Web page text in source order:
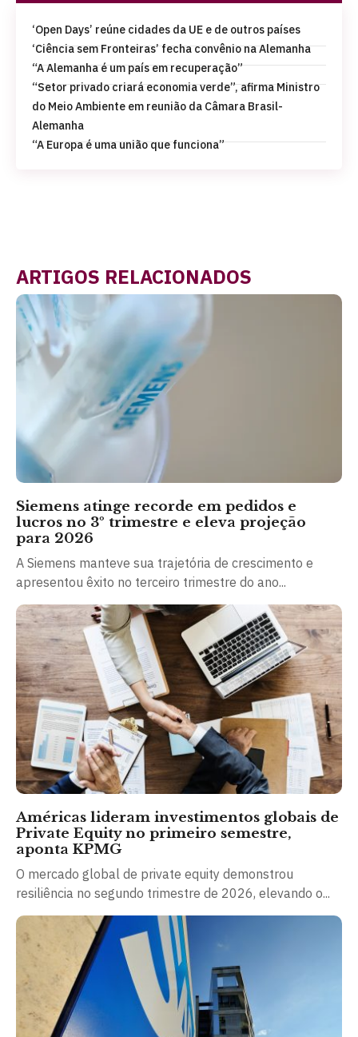
‘Open Days’ reúne cidades da UE e de outros países
‘Ciência sem Fronteiras’ fecha convênio na Alemanha
“A Alemanha é um país em recuperação”
“Setor privado criará economia verde”, afirma Ministro
do Meio Ambiente em reunião da Câmara Brasil-
Alemanha
“A Europa é uma união que funciona”
ARTIGOS RELACIONADOS
Siemens atinge recorde em pedidos e
lucros no 3º trimestre e eleva projeção
para 2026
A Siemens manteve sua trajetória de crescimento e
apresentou êxito no terceiro trimestre do ano...
Américas lideram investimentos globais de
Private Equity no primeiro semestre,
aponta KPMG
O mercado global de private equity demonstrou
resiliência no segundo trimestre de 2026, elevando o...